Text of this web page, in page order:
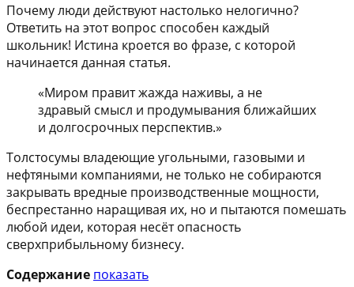
Почему люди действуют настолько нелогично?
Ответить на этот вопрос способен каждый
школьник! Истина кроется во фразе, с которой
начинается данная статья.
«Миром правит жажда наживы, а не
здравый смысл и продумывания ближайших
и долгосрочных перспектив.»
Толстосумы владеющие угольными, газовыми и
нефтяными компаниями, не только не собираются
закрывать вредные производственные мощности,
беспрестанно наращивая их, но и пытаются помешать
любой идеи, которая несёт опасность
сверхприбыльному бизнесу.
Содержание показать